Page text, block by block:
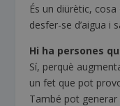
És un diürètic,
desfer-se d’aigua i
Hi ha persones
Sí, perquè
un fet que pot
També pot